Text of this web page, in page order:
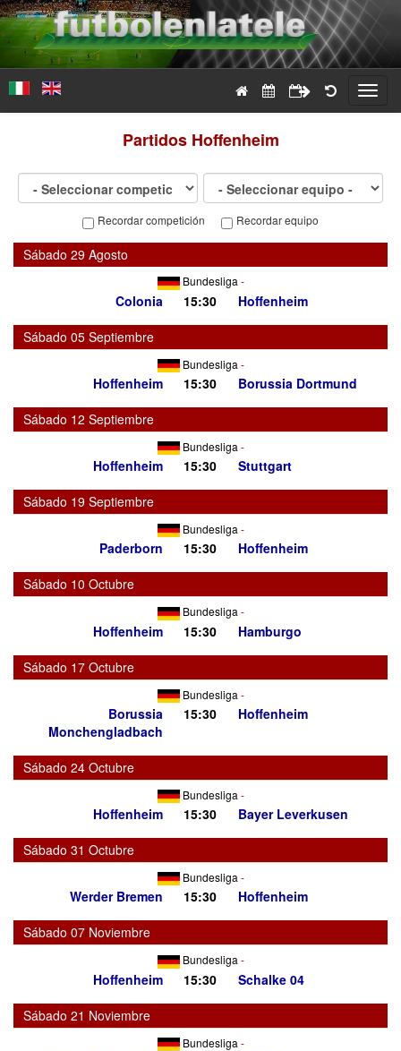
Partidos Hoffenheim
Recordar competición Recordar equipo
Sábado 29 Agosto
Bundesliga -
Colonia 15:30
Hoffenheim
Sábado 05 Septiembre
Bundesliga -
Hoffenheim 15:30
Borussia Dortmund
Sábado 12 Septiembre
Bundesliga -
Hoffenheim 15:30
Stuttgart
Sábado 19 Septiembre
Bundesliga -
Paderborn 15:30
Hoffenheim
Sábado 10 Octubre
Bundesliga -
Hoffenheim 15:30
Hamburgo
Sábado 17 Octubre
Bundesliga -
Borussia
Monchengladbach
15:30 Hoffenheim
Sábado 24 Octubre
Bundesliga -
Hoffenheim 15:30
Bayer Leverkusen
Sábado 31 Octubre
Bundesliga -
Werder Bremen 15:30
Hoffenheim
Sábado 07 Noviembre
Bundesliga -
Hoffenheim 15:30
Schalke 04
Sábado 21 Noviembre
Bundesliga -